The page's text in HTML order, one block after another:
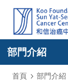
部門介紹
首頁 部門介紹